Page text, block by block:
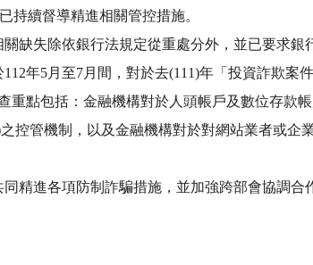
持續督導精進相關管控措施。
缺失除依銀行法規定從重處分外，並已要求銀
年5月至7月間，對於去(111)年「投資詐欺案
點包括：金融機構對於人頭帳戶及數位存款
控管機制，以及金融機構對於對網站業者或企
精進各項防制詐騙措施，並加強跨部會協調